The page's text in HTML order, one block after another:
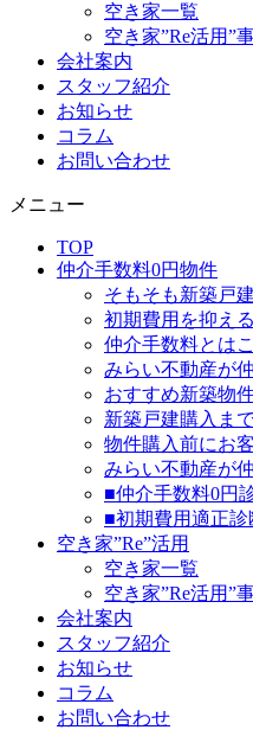
空き家一覧
空き家”Re活用”
会社案内
スタッフ紹介
お知らせ
コラム
お問い合わせ
メニュー
TOP
仲介手数料0円物件
そもそも新築戸
初期費用を抑え
仲介手数料とは
みらい不動産が
おすすめ新築物
新築戸建購入ま
物件購入前にお
みらい不動産が
■仲介手数料0円
■初期費用適正診
空き家”Re”活用
空き家一覧
空き家”Re活用”
会社案内
スタッフ紹介
お知らせ
コラム
お問い合わせ